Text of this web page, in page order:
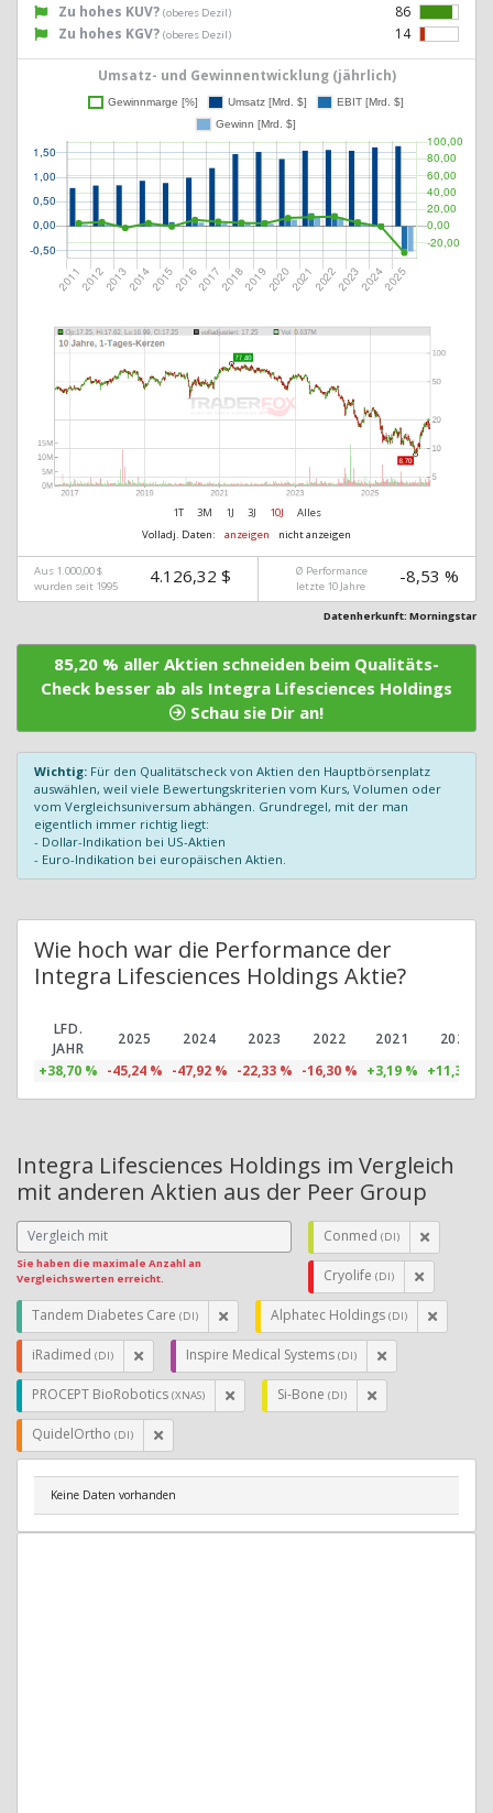
Zu hohes KUV? (oberes Dezil)
86
Zu hohes KGV? (oberes Dezil) 14
Umsatz- und Gewinnentwicklung (jährlich)
1T 3M 1J 3J 10J
Alles
Volladj. Daten:
anzeigen nicht anzeigen
Aus 1.000,00 $
wurden seit 1995
4.126,32 $
Ø Performance
letzte 10 Jahre
-8,53 %
Datenherkunft: Morningstar
85,20 % aller Aktien schneiden beim Qualitäts-
Check besser ab als Integra Lifesciences Holdings
Schau sie Dir an!
Wichtig: Für den Qualitätscheck von Aktien den Hauptbörsenplatz
auswählen, weil viele Bewertungskriterien vom Kurs, Volumen oder
vom Vergleichsuniversum abhängen. Grundregel, mit der man
eigentlich immer richtig liegt:
- Dollar-Indikation bei US-Aktien
- Euro-Indikation bei europäischen Aktien.
Wie hoch war die Performance der
Integra Lifesciences Holdings Aktie?
LFD.
JAHR
2025 2024 2023 2022 2021
2020
+38,70 % -45,24 % -47,92 % -22,33 % -16,30 % +3,19 % +11,39 %
Integra Lifesciences Holdings im Vergleich
mit anderen Aktien aus der Peer Group
Sie haben die maximale Anzahl an
Vergleichswerten erreicht.
Conmed (DI)
Cryolife (DI)
Tandem Diabetes Care (DI) Alphatec Holdings (DI)
iRadimed (DI) Inspire Medical Systems (DI)
PROCEPT BioRobotics (XNAS) Si-Bone (DI)
QuidelOrtho (DI)
Keine Daten vorhanden